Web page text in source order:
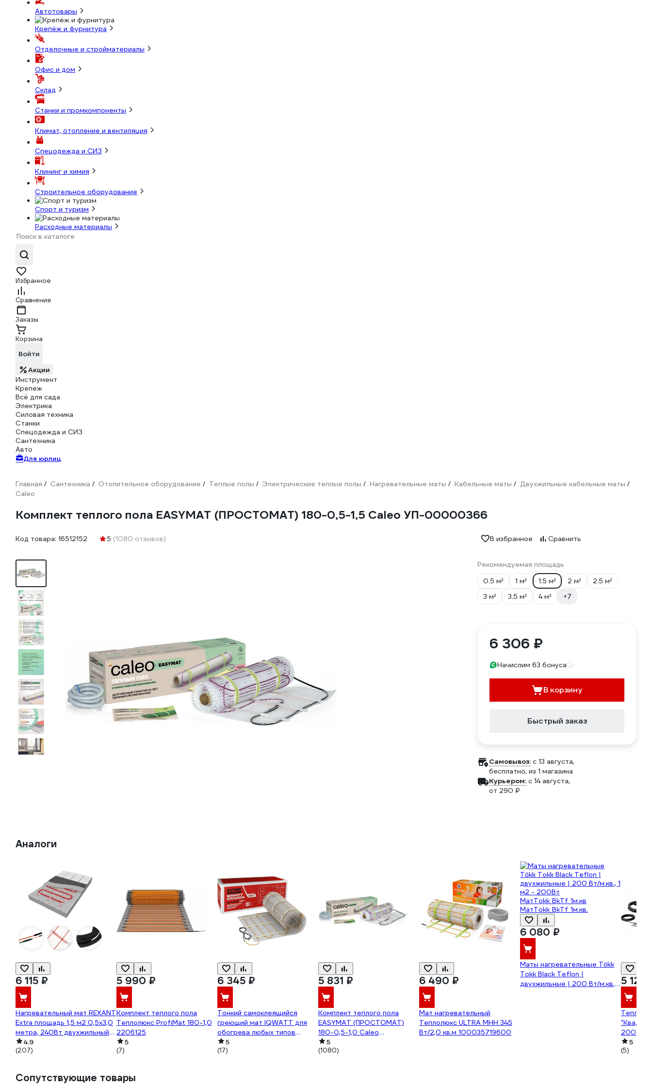
Автотовары
Крепёж и фурнитура
Отделочные и стройматериалы
Офис и дом
Склад
Станки и промкомпоненты
Климат, отопление и вентиляция
Спецодежда и СИЗ
Клининг и химия
Строительное оборудование
Спорт и туризм
Расходные материалы
Избранное
Сравнение
Заказы
Корзина
Войти
Акции
Инструмент
Крепеж
Всё для сада
Электрика
Силовая техника
Станки
Спецодежда и СИЗ
Сантехника
Авто
Для юрлиц
Главная / Сантехника / Отопительное оборудование / Теплые полы / Электрические теплые полы / Нагревательные маты / Кабельные маты / Двухжильные кабельные маты /
Caleo
Комплект теплого пола EASYMAT (ПРОСТОМАТ) 180-0,5-1,5 Caleo УП-00000366
Код товара: 16512152 5 (1080 отзывов) В избранное Сравнить
Рекомендуемая площадь
0.5 м²
1 м² 1.5 м² 2 м²
2.5 м²
3 м²
3.5 м² 4 м² +7
6 306 ₽
Начислим 63 бонуса
В корзину
Быстрый заказ
Самовывоз: c 13 августа,
бесплатно, из 1 магазина
Курьером: c 14 августа,
от 290 ₽
Аналоги
6 115 ₽
Нагревательный мат REXANT
Extra площадь 1,5 м2 0,5x3,0
метра, 240Вт двухжильный
51-0503
4.9
(207)
5 990 ₽
Комплект теплого пола
Теплолюкс ProfiMat 180-1,0
2206125
5
(7)
6 345 ₽
Тонкий самоклеящийся
греющий мат IQWATT для
обогрева любых типов
напольных покрытий IQ
FLOOR MAT 150 Вт - 1,0 м.кв.
5
(17)
5 831 ₽
Комплект теплого пола
EASYMAT (ПРОСТОМАТ)
180-0,5-1,0 Caleo
УП-00000365
5
(1080)
6 490 ₽
Мат нагревательный
Теплолюкс ULTRA МНН 345
Вт/2,0 кв.м 100035719600
6 080 ₽
Маты нагревательные Tökk
Tokk Black Teflon |
двухжильные | 200 Вт/м.кв., 15 129
Теплый
200-1,0
5
(5)
Сопутствующие товары